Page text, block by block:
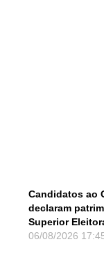
Candidatos ao
declaram
Superior
06/08/2026